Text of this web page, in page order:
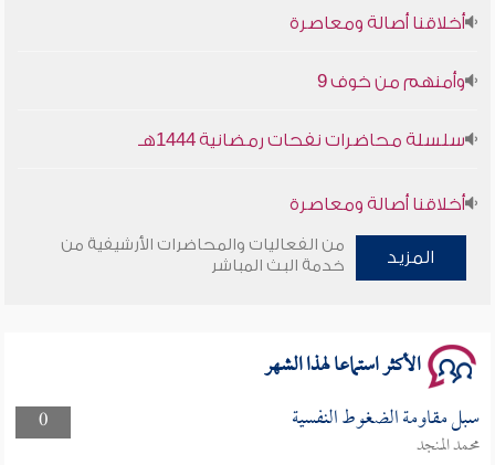
أخلاقنا أصالة ومعاصرة
وأمنهم من خوف 9
سلسلة محاضرات نفحات رمضانية 1444هـ
أخلاقنا أصالة ومعاصرة
وأمنهم من خوف 9
المزيد
من الفعاليات والمحاضرات الأرشيفية من
خدمة البث المباشر
الأكثر استماعا لهذا الشهر
0 سبل مقاومة الضغوط النفسية
محمد المنجد